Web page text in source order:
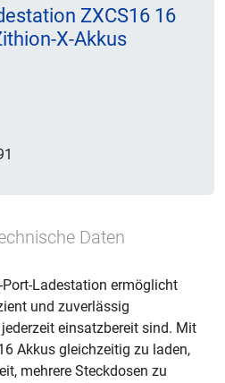
ZXCS16 16
X-Akkus
Daten
Port-Ladestation ermöglicht
und zuverlässig
einsatzbereit sind. Mit
Akkus gleichzeitig zu laden,
mehrere Steckdosen zu